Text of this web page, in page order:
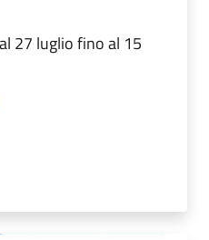
27 luglio fino al 15